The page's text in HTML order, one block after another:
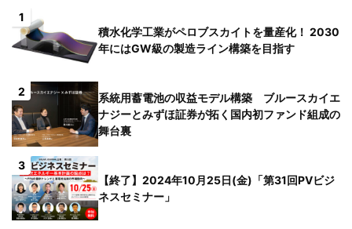
1
積水化学工業がペロブスカイトを量産化！ 2030
年にはGW級の製造ライン構築を目指す
2
系統用蓄電池の収益モデル構築 ブルースカイエ
ナジーとみずほ証券が拓く国内初ファンド組成の
舞台裏
3
【終了】2024年10月25日(金)「第31回PVビジ
ネスセミナー」